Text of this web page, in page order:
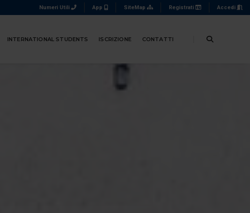
Numeri Utili App SiteMap Registrati Accedi
INTERNATIONAL STUDENTS ISCRIZIONE CONTATTI